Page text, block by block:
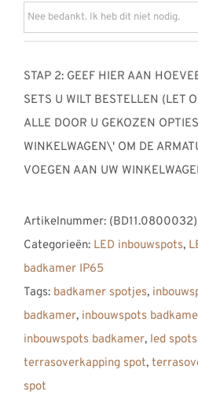
STAP 2: GEEF HIER AAN
SETS U WILT BESTELLEN (LET
ALLE DOOR U GEKOZEN
WINKELWAGEN\' OM DE
VOEGEN AAN UW
Artikelnummer: (BD11.0800032)
Categorieën: LED inbouwspots,
badkamer IP65
Tags: badkamer spotjes,
badkamer, inbouwspots
inbouwspots badkamer, led
terrasoverkapping spot,
spot